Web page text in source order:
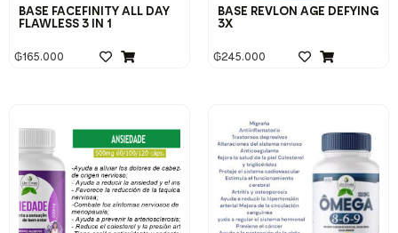
BASE FACEFINITY ALL DAY
FLAWLESS 3 IN 1
₲165.000
BASE REVLON AGE DEFYING
3X
₲245.000